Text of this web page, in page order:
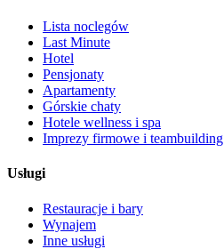
Lista noclegów
Last Minute
Hotel
Pensjonaty
Apartamenty
Górskie chaty
Hotele wellness i spa
Imprezy firmowe i teambuilding
Usługi
Restauracje i bary
Wynajem
Inne usługi